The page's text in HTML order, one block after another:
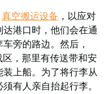
真空搬运设备 ，以应对
港口时，他们会在通
旁的路边。然后，
，那里有传送带和安
上船。为了将行李从
有人亲自抬起行李。